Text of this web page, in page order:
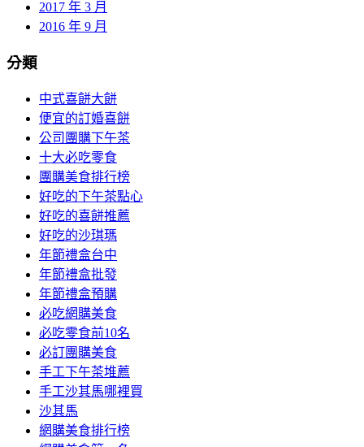
2017 年 3 月
2016 年 9 月
分類
中式喜餅大餅
便宜的訂婚喜餅
公司團購下午茶
十大必吃零食
團購美食排行榜
好吃的下午茶點心
好吃的喜餅推薦
好吃的沙琪瑪
年節禮盒台中
年節禮盒批發
年節禮盒預購
必吃網購美食
必吃零食前10名
必訂團購美食
手工下午茶堆薦
手工沙其馬哪裡買
沙其馬
網購美食排行榜